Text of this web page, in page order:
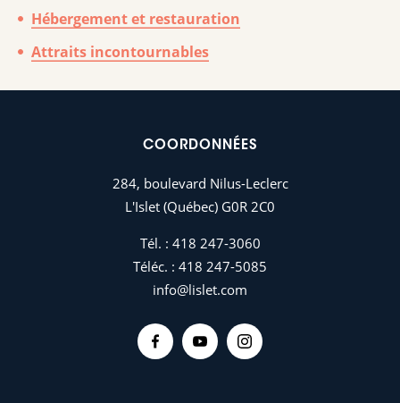
Hébergement et restauration
Attraits incontournables
COORDONNÉES
284, boulevard Nilus-Leclerc
L'Islet (Québec) G0R 2C0
Tél. : 418 247-3060
Téléc. : 418 247-5085
info@lislet.com